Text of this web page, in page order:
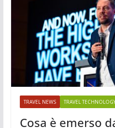
TRAVEL NEWS TRAVEL
Cosa è emerso